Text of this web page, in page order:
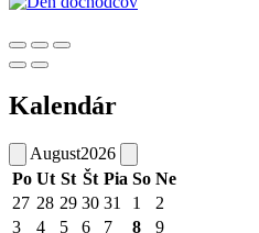
Kalendár
August2026
Po Ut St Št Pia So Ne
27 28 29 30 31 1
2
3
4 5 6 7 8
9